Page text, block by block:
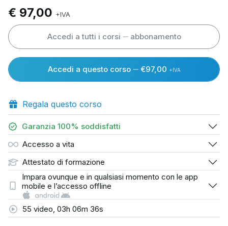
€ 97,00 +IVA
Accedi a tutti i corsi abbonamento
Accedi a questo corso €97,00 +IVA
Regala questo corso
Garanzia 100% soddisfatti
Accesso a vita
Attestato di formazione
Impara ovunque e in qualsiasi momento con le app
mobile e l’accesso offline
55 video, 03h 06m 36s